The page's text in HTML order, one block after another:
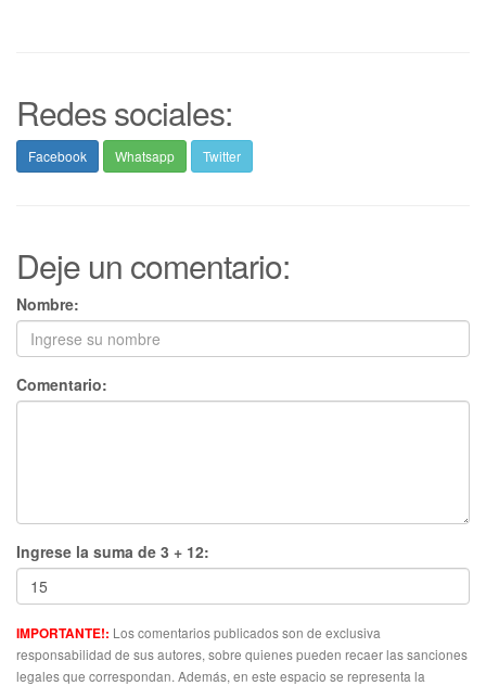
Redes sociales:
Facebook Whatsapp Twitter
Deje un comentario:
Nombre:
Comentario:
Ingrese la suma de 3 + 12:
IMPORTANTE!: Los comentarios publicados son de exclusiva
responsabilidad de sus autores, sobre quienes pueden recaer las sanciones
legales que correspondan. Además, en este espacio se representa la